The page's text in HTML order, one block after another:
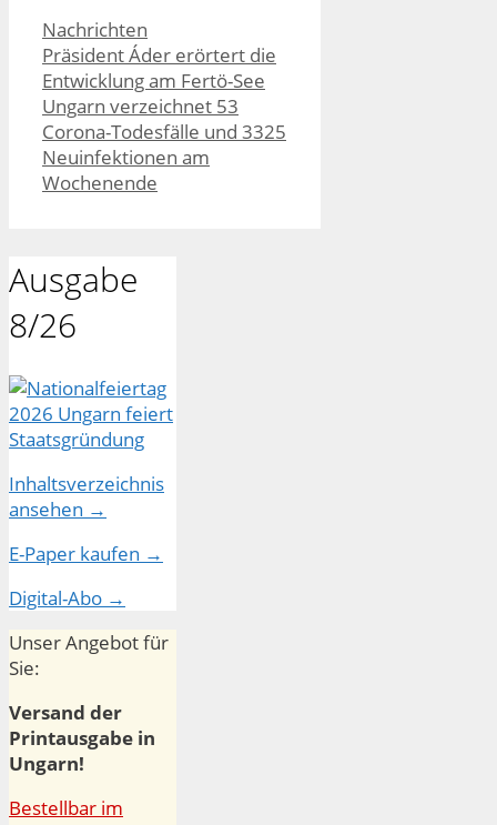
Kategorien
Nachrichten
Präsident Áder erörtert die
Entwicklung am Fertö-See
Ungarn verzeichnet 53
Corona-Todesfälle und 3325
Neuinfektionen am
Wochenende
Ausgabe
8/26
Inhaltsverzeichnis
ansehen →
E-Paper kaufen →
Digital-Abo →
Unser Angebot für
Sie:
Versand der
Printausgabe in
Ungarn!
Bestellbar im